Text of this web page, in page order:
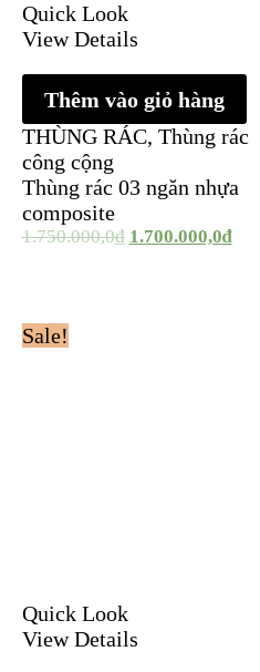
Quick Look
View Details
Thêm vào giỏ hàng
THÙNG RÁC, Thùng rác
công cộng
Thùng rác 03 ngăn nhựa
composite
1.750.000,0₫ 1.700.000,0₫
Sale!
Quick Look
View Details